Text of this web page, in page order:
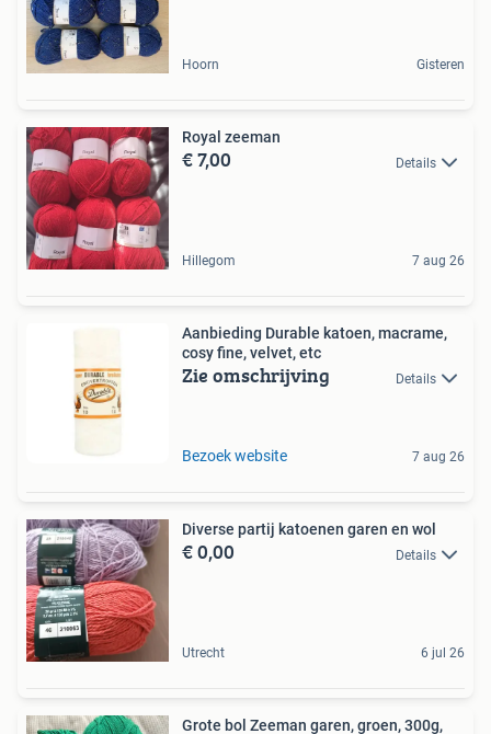
Hoorn Gisteren
Royal zeeman
€ 7,00 Details
Hillegom 7 aug 26
Aanbieding Durable katoen, macrame,
cosy fine, velvet, etc
Zie omschrijving Details
Bezoek website 7 aug 26
Diverse partij katoenen garen en wol
€ 0,00 Details
Utrecht 6 jul 26
Grote bol Zeeman garen, groen, 300g,